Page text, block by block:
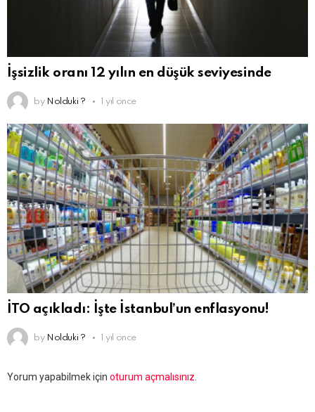
İşsizlik oranı 12 yılın en düşük seviyesinde
by Nolduki ? 1 yıl önce
İTO açıkladı: İşte İstanbul’un enflasyonu!
by Nolduki ? 1 yıl önce
Bir
Yorum yapabilmek için oturum açmalısınız